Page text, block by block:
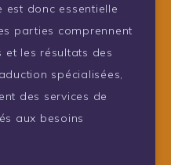
est donc essentielle
parties comprennent
et les résultats des
spécialisées,
des services de
aux besoins